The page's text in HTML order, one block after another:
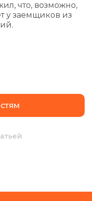
что, возможно,
у заемщиков из